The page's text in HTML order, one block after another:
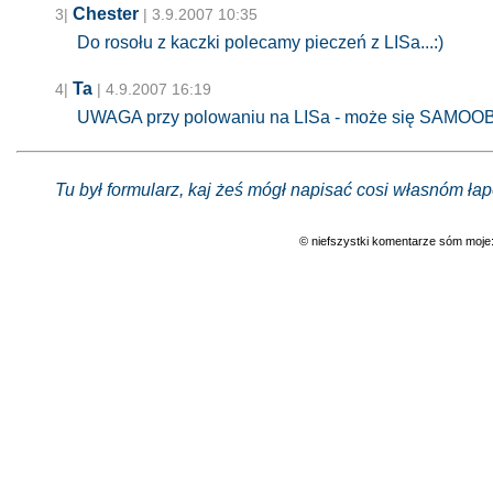
3| Chester | 3.9.2007 10:35
Do rosołu z kaczki polecamy pieczeń z LISa...:)
4| Ta | 4.9.2007 16:19
UWAGA przy polowaniu na LISa - może się
Tu był formularz, kaj żeś mógł napisać cosi własnóm
© niefszystki komentarze sóm